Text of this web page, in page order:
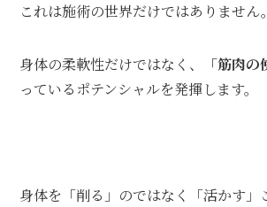
これは施術の世界だけではありません
身体の柔軟性だけではなく、 「筋肉
っているポテンシャルを発揮します。
身体を「削る」のではなく「活かす」